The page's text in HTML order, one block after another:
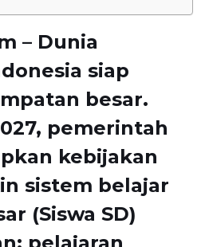
– Dunia
siap
besar.
pemerintah
kebijakan
sistem belajar
(Siswa SD)